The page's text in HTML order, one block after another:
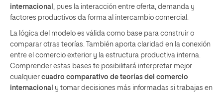
internacional
, pues la interacción entre oferta, demanda y
factores productivos da forma al intercambio comercial.
La lógica del modelo es válida como base para construir o
comparar otras teorías. También aporta claridad en la conexión
entre el comercio exterior y la estructura productiva interna.
Comprender estas bases te posibilitará interpretar mejor
cualquier cuadro comparativo de teorías del comercio
internacional y tomar decisiones más informadas si trabajas en